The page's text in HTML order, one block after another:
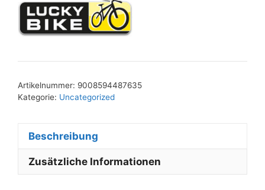
Artikelnummer: 9008594487635
Kategorie: Uncategorized
Beschreibung
Zusätzliche Informationen